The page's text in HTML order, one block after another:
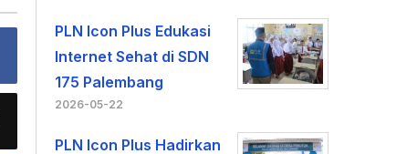
PLN Icon Plus Edukasi
Internet Sehat di SDN
175 Palembang
2026-05-22
PLN Icon Plus Hadirkan